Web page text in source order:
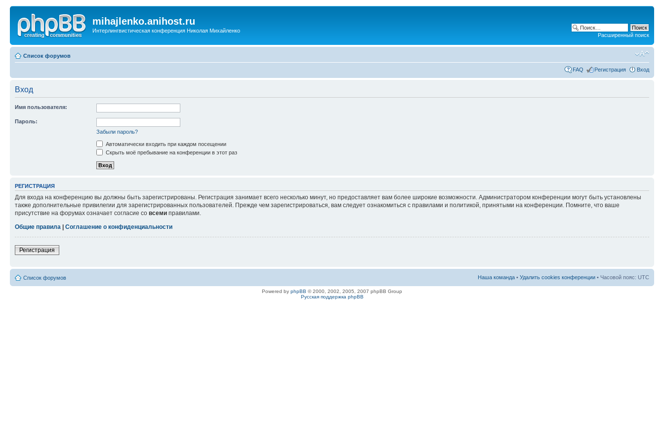
mihajlenko.anihost.ru
Интерлингвистическая конференция Николая Михайленко
Расширенный поиск
Список форумов
FAQ Регистрация Вход
Вход
Имя пользователя:
Пароль:
Забыли пароль?
Автоматически входить при каждом посещении
Скрыть моё пребывание на конференции в этот раз
РЕГИСТРАЦИЯ
Для входа на конференцию вы должны быть зарегистрированы. Регистрация занимает всего несколько минут, но предоставляет вам более широкие возможности. Администратором конференции могут быть установлены
также дополнительные привилегии для зарегистрированных пользователей. Прежде чем зарегистрироваться, вам следует ознакомиться с правилами и политикой, принятыми на конференции. Помните, что ваше
присутствие на форумах означает согласие со всеми правилами.
Общие правила
Соглашение о конфиденциальности
Регистрация
Список форумов Наша команда • Удалить cookies конференции • Часовой пояс: UTC
Powered by phpBB © 2000, 2002, 2005, 2007 phpBB Group
Русская поддержка phpBB